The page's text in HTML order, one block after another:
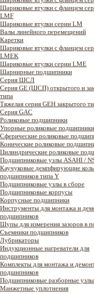
Шариковые втулки с фланцем
LMF
Шариковые втулки серии LM
Валы линейного перемещений
Каретки
Шариковые втулки с фланцем
LMEK
Шариковые втулки серии LME
Шарнирные подшипники
Cерия ШСЛ
Серия GE (ШСП) открытого и
типа
Тяжелая серия GEH закрытого
Серия GAC
Роликовые подшипники
Упорные роликовые подшипники
Сферические роликовые
Конические роликовые
Цилиндрические роликовые
Подшипниковые узлы ASAHI /
Каучуковые демпфирующие
подшипников типа Y
Подшипниковые узлы в сборе
Подшипниковые корпусы
Корпусные подшипники
Инструменты для монтажа и
подшипников
Щупы для измерения зазоров в
Съемники подшипников
Лубрикаторы
Индукционные нагреватели для
подшипников
Комплекты для монтажа и
подшипников
Подшипниковые разборные узлы
Манжетные уплотнения